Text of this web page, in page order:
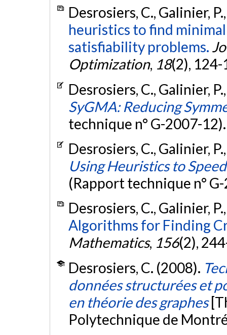
Desrosiers, C., Galinier,
heuristics to find
satisfiability problems.
Optimization, 18(2),
Desrosiers, C., Galinier,
SyGMA: Reducing
technique n° G-2007-
Desrosiers, C., Galinier,
Using Heuristics to
(Rapport technique n°
Desrosiers, C., Galinier,
Algorithms for Finding
Mathematics, 156(2),
Desrosiers, C. (2008).
données structurées et
en théorie des graphes
Polytechnique de